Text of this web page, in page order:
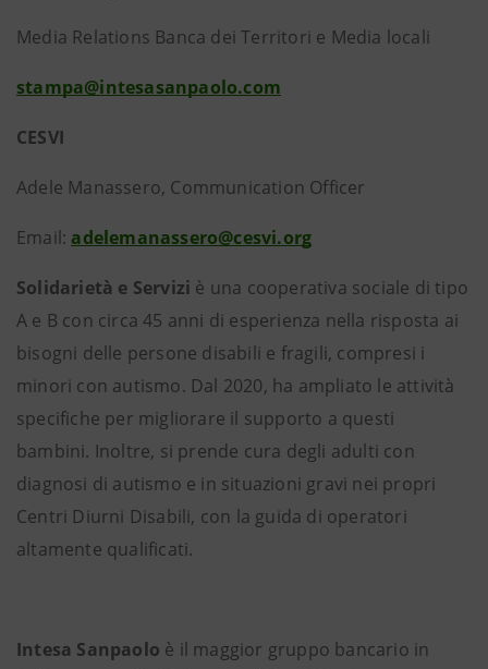
Media Relations Banca dei Territori e Media locali
stampa@intesasanpaolo.com
CESVI
Adele Manassero, Communication Officer
Email: adelemanassero@cesvi.org
Solidarietà e Servizi è una cooperativa sociale di tipo
A e B con circa 45 anni di esperienza nella risposta ai
bisogni delle persone disabili e fragili, compresi i
minori con autismo. Dal 2020, ha ampliato le attività
specifiche per migliorare il supporto a questi
bambini. Inoltre, si prende cura degli adulti con
diagnosi di autismo e in situazioni gravi nei propri
Centri Diurni Disabili, con la guida di operatori
altamente qualificati.
Intesa Sanpaolo è il maggior gruppo bancario in